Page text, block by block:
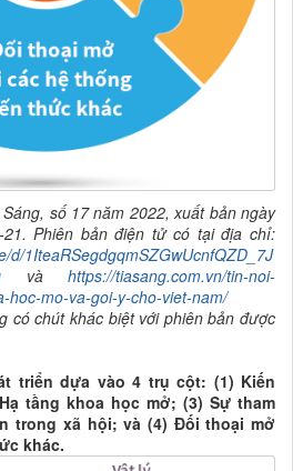
số 17năm 2022, xuất bản ngày
21. Phiên bản điện tử có tại địa chỉ:
d/1IteaRSegdgqmSZGwUcnfQZD_7J
và https://tiasang.com.vn/tin-noi-
hoc-mo-va-goi-y-cho-viet-nam/
cóchút khác biệt với phiên bản được
triển dựa vào 4 trụ cột: (1) Kiến
tầng khoa học mở; (3) Sự tham
trong xã hội; và (4) Đối thoại mở
khác.